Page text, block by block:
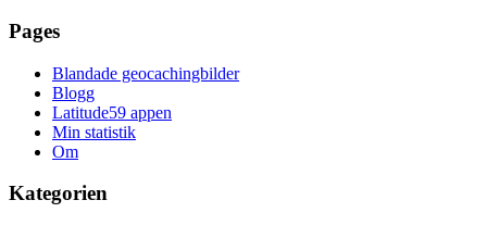
Pages
Blandade geocachingbilder
Blogg
Latitude59 appen
Min statistik
Om
Kategorien